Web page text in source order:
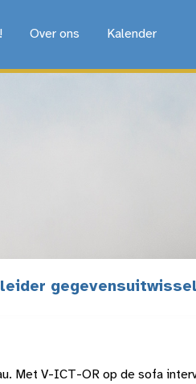
Over ons Kalender
Met V-ICT-OR op de sofa